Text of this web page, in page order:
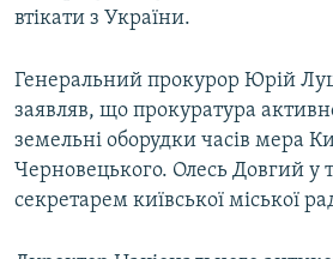
втікати з України.
Генеральний прокурор Юрій
заявляв, що прокуратура
земельні оборудки часів мера
Черновецького. Олесь Довгий у
секретарем київської міської